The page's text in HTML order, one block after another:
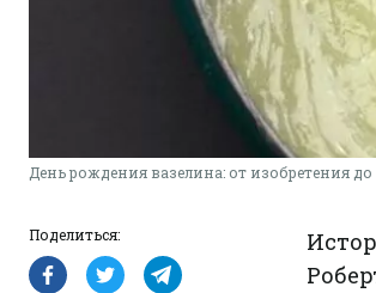
День рождения вазелина: от изобретения
Поделиться: